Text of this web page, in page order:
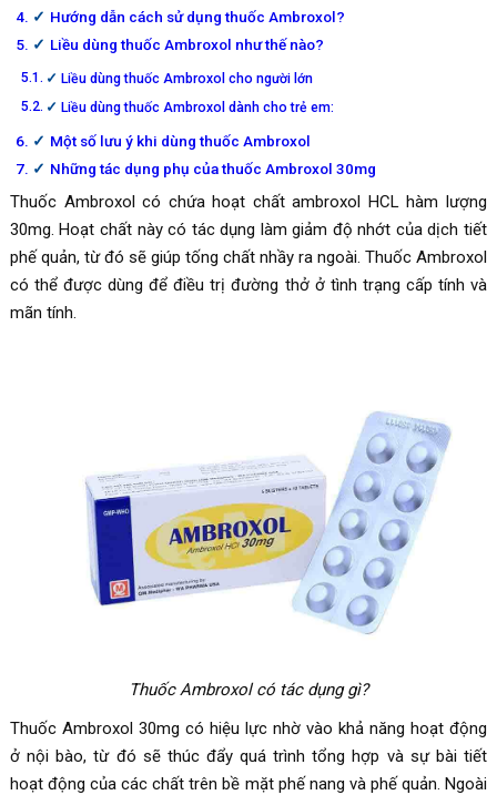
Hướng dẫn cách sử dụng thuốc Ambroxol?
Liều dùng thuốc Ambroxol như thế nào?
Liều dùng thuốc Ambroxol cho người lớn
Liều dùng thuốc Ambroxol dành cho trẻ em:
Một số lưu ý khi dùng thuốc Ambroxol
Những tác dụng phụ của thuốc Ambroxol 30mg
Thuốc Ambroxol có chứa hoạt chất ambroxol HCL hàm lượng
30mg. Hoạt chất này có tác dụng làm giảm độ nhớt của dịch tiết
phế quản, từ đó sẽ giúp tống chất nhầy ra ngoài. ThuốcAmbroxol
có thể được dùng để điều trị đường thở ở tình trạng cấp tính và
mãn tính.
Thuốc Ambroxol có tác dụng gì?
Thuốc Ambroxol 30mg có hiệu lực nhờ vào khả năng hoạt động
ở nội bào, từ đó sẽ thúc đẩy quá trình tổng hợp và sự bài tiết
hoạt động của các chất trên bề mặt phế nang và phế quản. Ngoài